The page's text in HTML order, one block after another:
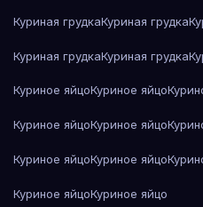
Куриная грудкаКуриная грудка
Куриная грудкаКуриная грудка
Куриное яйцоКуриное яйцо
Куриное яйцоКуриное яйцо
Куриное яйцоКуриное яйцо
Куриное яйцоКуриное яйцо